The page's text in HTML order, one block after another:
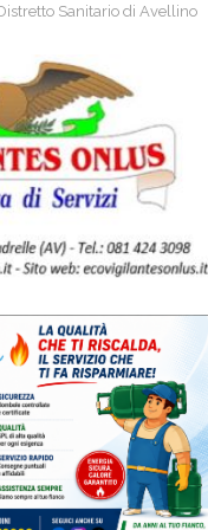
Sanitario di Avellino